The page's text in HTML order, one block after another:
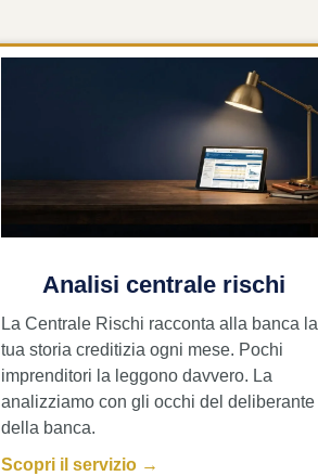
Analisi centrale rischi
La Centrale Rischi racconta alla banca la
tua storia creditizia ogni mese. Pochi
imprenditori la leggono davvero. La
analizziamo con gli occhi del deliberante
della banca.
Scopri il servizio →